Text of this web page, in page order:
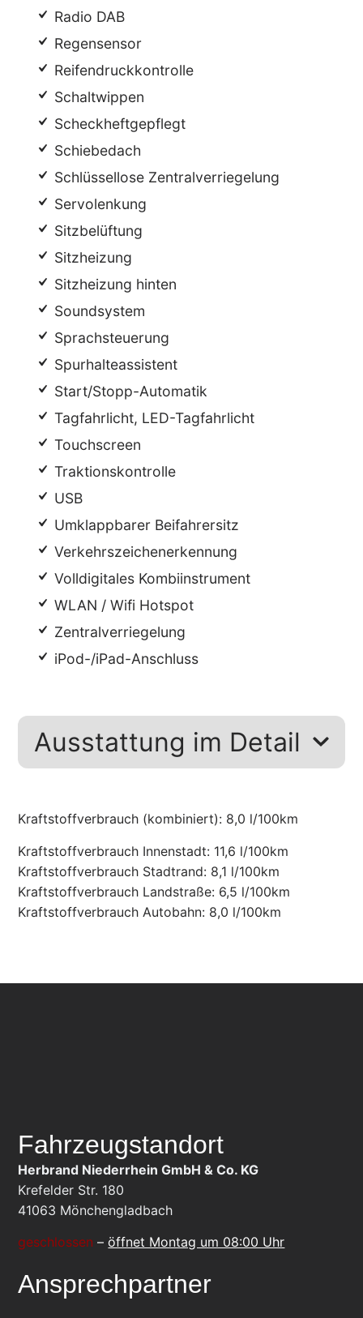
Radio DAB
Regensensor
Reifendruckkontrolle
Schaltwippen
Scheckheftgepflegt
Schiebedach
Schlüssellose Zentralverriegelung
Servolenkung
Sitzbelüftung
Sitzheizung
Sitzheizung hinten
Soundsystem
Sprachsteuerung
Spurhalteassistent
Start/Stopp-Automatik
Tagfahrlicht, LED-Tagfahrlicht
Touchscreen
Traktionskontrolle
USB
Umklappbarer Beifahrersitz
Verkehrszeichenerkennung
Volldigitales Kombiinstrument
WLAN / Wifi Hotspot
Zentralverriegelung
iPod-/iPad-Anschluss
Ausstattung im Detail
Kraftstoffverbrauch (kombiniert): 8,0 l/100km
Kraftstoffverbrauch Innenstadt: 11,6 l/100km
Kraftstoffverbrauch Stadtrand: 8,1 l/100km
Kraftstoffverbrauch Landstraße: 6,5 l/100km
Kraftstoffverbrauch Autobahn: 8,0 l/100km
Fahrzeugstandort
Herbrand Niederrhein GmbH & Co. KG
Krefelder Str. 180
41063 Mönchengladbach
geschlossen –öffnet Montag um 08:00 Uhr
Ansprechpartner